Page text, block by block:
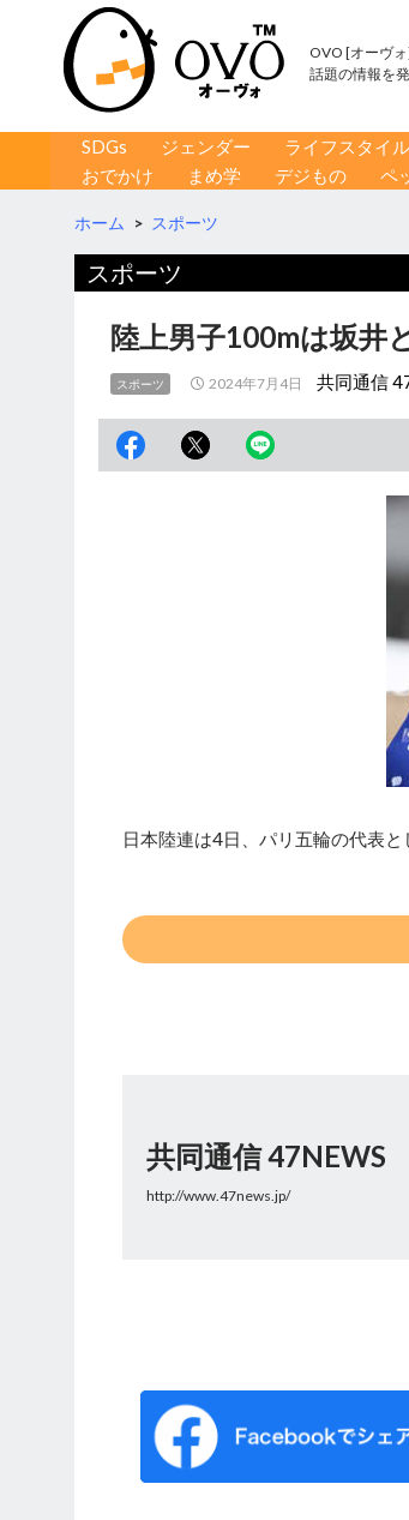
OVO [オーヴ
話題の情報を
コンテンツへ移動
SDGs ジェンダー ライフスタイル
おでかけ
まめ学 デジもの ペ
ホーム > スポーツ
スポーツ
陸上男子100mは坂井
スポーツ 2024年7月4日 共同通信
日本陸連は4日、パリ五輪の代表
共同通信 47NEWS
http://www.47news.jp/